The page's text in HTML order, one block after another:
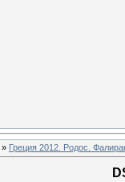
» Греция 2012. Родос.